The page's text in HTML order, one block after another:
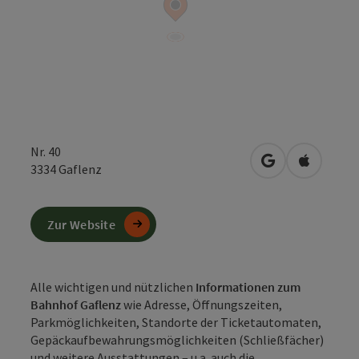
Nr. 40
3334 Gaflenz in Googlein Apple
Alle wichtigen und nützlichen Informationen zum
Bahnhof Gaflenzwie Adresse, Öffnungszeiten,
Parkmöglichkeiten, Standorte der Ticketautomaten,
Gepäckaufbewahrungsmöglichkeiten (Schließfächer)
Zur Website